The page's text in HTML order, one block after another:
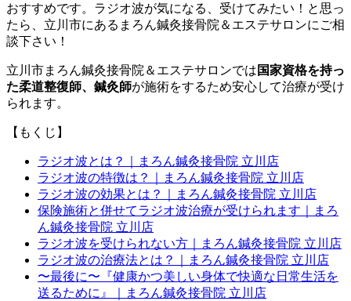
おすすめです。ラジオ波が気になる、受けてみたい！と思っ
たら、立川市にあるまろん鍼灸接骨院＆エステサロンにご相
談下さい！
立川市まろん鍼灸接骨院＆エステサロンでは 国家資格を持っ
た柔道整復師、鍼灸師が施術をするため安心して治療が受け
られます。
【もくじ】
ラジオ波とは？｜まろん鍼灸接骨院 立川店
ラジオ波の特徴は？｜まろん鍼灸接骨院 立川店
ラジオ波の効果とは？｜まろん鍼灸接骨院 立川店
保険施術と併せてラジオ波治療が受けられます｜まろ
ん鍼灸接骨院 立川店
ラジオ波を受けられない方｜まろん鍼灸接骨院 立川店
ラジオ波の治療法とは？｜まろん鍼灸接骨院 立川店
〜最後に〜『健康かつ美しい身体で快適な日常生活を
送るために』｜まろん鍼灸接骨院 立川店